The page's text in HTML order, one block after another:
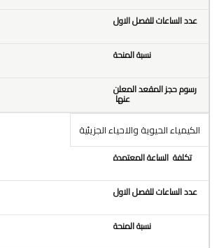
الكيمياء الحيوية والاحياء الجزيئية